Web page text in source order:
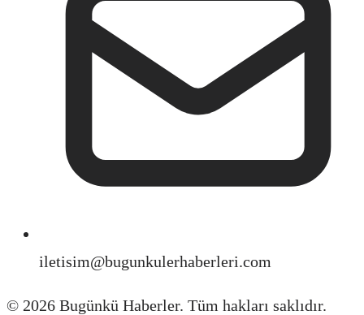
iletisim@bugunkulerhaberleri.com
© 2026 Bugünkü Haberler. Tüm hakları saklıdır.